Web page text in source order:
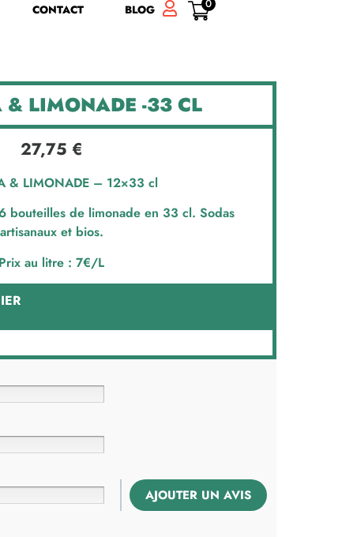
CONTACT BLOG 0
LIMONADE -33 CL
27,75 €
& LIMONADE – 12×33 cl
bouteilles de limonade en 33 cl. Sodas
artisanaux et bios.
Prix au litre : 7€/L
AJOUTER UN AVIS